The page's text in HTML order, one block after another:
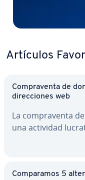
Artículos
Co­m­pra­ve­n­ta de
di­re­c­cio­nes web
La co­m­pra­ve­n­ta
una actividad
Co­m­pa­ra­mos 5